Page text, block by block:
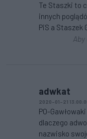
Te Staszki to
innych
PiS a Staszek
adwkat
2020-01-21
PO-
dlaczego
nazwisko